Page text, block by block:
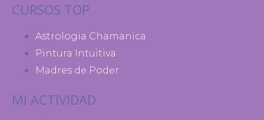
CURSOS TOP
Astrologia Chamanica
Pintura Intuitiva
Madres de Poder
MI ACTIVIDAD